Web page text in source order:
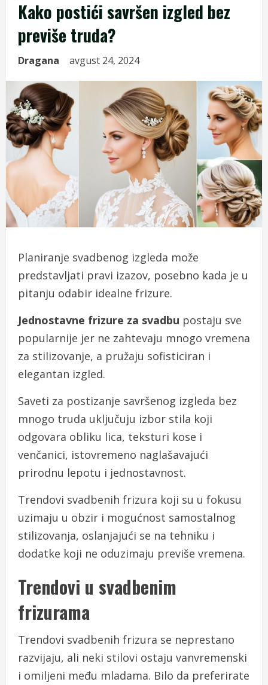
Kako postići savršen izgled bez
previše truda?
Dragana avgust 24, 2024
Planiranje svadbenog izgleda može
predstavljati pravi izazov, posebno kada je u
pitanju odabir idealne frizure.
Jednostavne frizure za svadbu postaju sve
popularnije jer ne zahtevaju mnogo vremena
za stilizovanje, a pružaju sofisticiran i
elegantan izgled.
Saveti za postizanje savršenog izgleda bez
mnogo truda uključuju izbor stila koji
odgovara obliku lica, teksturi kose i
venčanici, istovremeno naglašavajući
prirodnu lepotu i jednostavnost.
Trendovi svadbenih frizura koji su u fokusu
uzimaju u obzir i mogućnost samostalnog
stilizovanja, oslanjajući se na tehniku i
dodatke koji ne oduzimaju previše vremena.
Trendovi u svadbenim
frizurama
Trendovi svadbenih frizura se neprestano
razvijaju, ali neki stilovi ostaju vanvremenski
i omiljeni među mladama. Bilo da preferirate